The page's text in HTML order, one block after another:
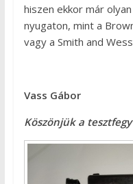
hiszen ekkor már
nyugaton, mint a
vagy a Smith and
Vass Gábor
Köszönjük a